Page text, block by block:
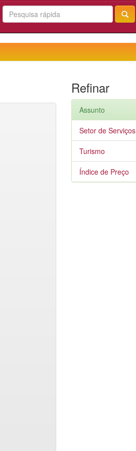
Refinar
Assunto
Setor de Serviços
Turismo
Índice de Preço